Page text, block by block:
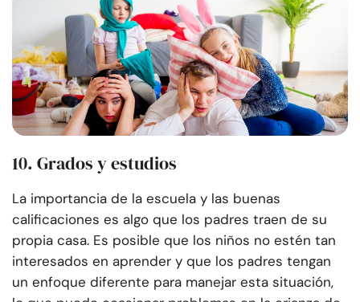
10. Grados y estudios
La importancia de la escuela y las buenas
calificaciones es algo que los padres traen de su
propia casa. Es posible que los niños no estén tan
interesados en aprender y que los padres tengan
un enfoque diferente para manejar esta situación,